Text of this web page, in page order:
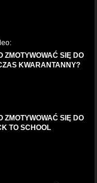
ZMOTYWOWAĆ SIĘ DO
KWARANTANNY?
ZMOTYWOWAĆ SIĘ DO
TO SCHOOL